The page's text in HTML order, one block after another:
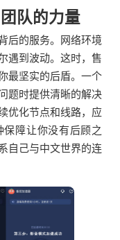
队的力量
后的服务。网络环境
遇到波动。这时，售
最坚实的后盾。一个
题时提供清晰的解决
优化节点和线路，应
障让你没有后顾之
自己与中文世界的连